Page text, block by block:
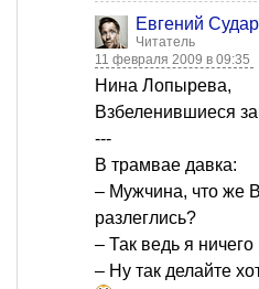
Евгений
Читатель
11 февраля 2009 в 09:35
Нина Лопырева,
Взбеленившиеся
---
В трамвае давка:
– Мужчина, что же
разлеглись?
– Так ведь я
– Ну так делайте